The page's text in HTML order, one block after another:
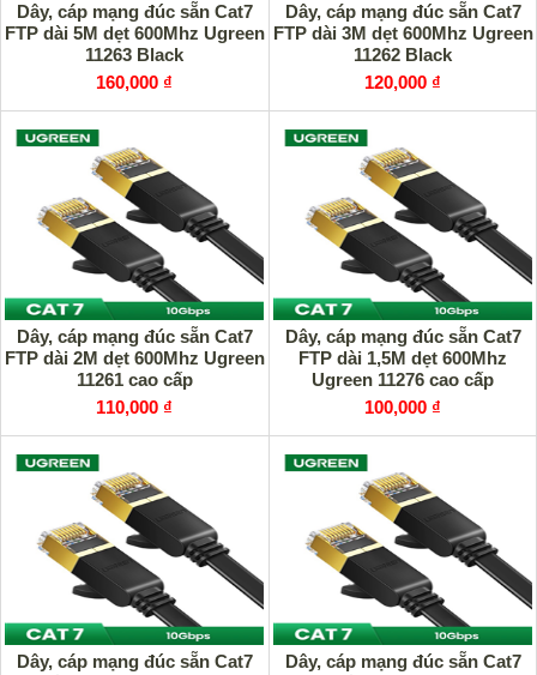
Dây, cáp mạng đúc sẵn Cat7
FTP dài 5M dẹt 600Mhz Ugreen
11263 Black
160,000 ₫
Dây, cáp mạng đúc sẵn Cat7
FTP dài 3M dẹt 600Mhz Ugreen
11262 Black
120,000 ₫
Dây, cáp mạng đúc sẵn Cat7
FTP dài 2M dẹt 600Mhz Ugreen
11261 cao cấp
110,000 ₫
Dây, cáp mạng đúc sẵn Cat7
FTP dài 1,5M dẹt 600Mhz
Ugreen 11276 cao cấp
100,000 ₫
Dây, cáp mạng đúc sẵn Cat7
Dây, cáp mạng đúc sẵn Cat7